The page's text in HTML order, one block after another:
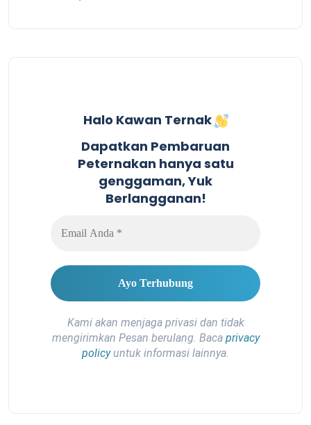
Halo Kawan Ternak
Dapatkan Pembaruan
Peternakan hanya satu
genggaman, Yuk
Berlangganan!
Kami akan menjaga privasi dan tidak
mengirimkan Pesan berulang. Baca privacy
policyuntuk informasi lainnya.